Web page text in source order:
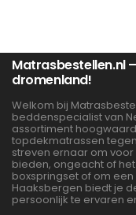
Matrasbestellen.nl
dromenland!
Welkom bij
beddenspecialist van
assortiment
topdekmatrassen
streven ernaar om
bieden, ongeacht of
boxspringset of om
Haaksbergen biedt je
persoonlijk te ervaren